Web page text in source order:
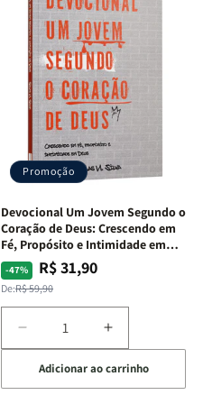
com
Mulheres
da
Bíblia
Equipe
Teológica
Penkal
com
Mulheres
da
Bíblia
|
Equipe
Teológica
Penkal
Promoção
Devocional Um Jovem Segundo o
Coração de Deus: Crescendo em
Fé, Propósito e Intimidade em
Deus
-47%
Preço
normal
De:R$ 59,90
Preço
promocional
R$ 31,90
Diminuir
a
quantidade
de
Aumentar
a
quantidade
de
Adicionar ao carrinho